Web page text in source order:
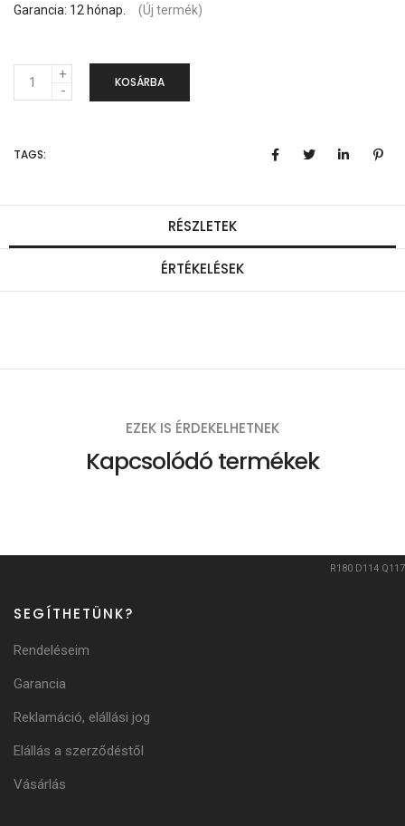
Garancia: 12 hónap. (Új termék)
e
n
g
KOSÁRBA
TAGS:
RÉSZLETEK
ÉRTÉKELÉSEK
EZEK IS ÉRDEKELHETNEK
Kapcsolódó termékek
R180 D114 Q117
SEGÍTHETÜNK?
Rendeléseim
Garancia
Reklamáció, elállási jog
Elállás a szerződéstől
Vásárlás